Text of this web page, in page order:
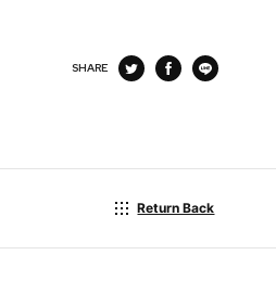
SHARE
Return Back